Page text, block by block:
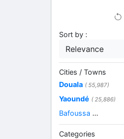
Sort by :
Relevance
Cities / Towns
Douala ( 55,987)
Yaoundé ( 25,886)
Bafoussa ...
Categories